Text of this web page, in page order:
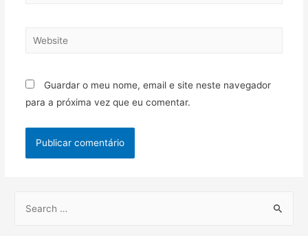
Website
Guardar o meu nome, email e site neste navegador
para a próxima vez que eu comentar.